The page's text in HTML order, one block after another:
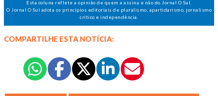
Esta coluna reflete a opinião de quem a assina e não do Jornal O Sul.
O Jornal O Sul adota os princípios editoriais de pluralismo, apartidarismo, jornalismo
crítico e independência.
COMPARTILHE ESTA NOTÍCIA: